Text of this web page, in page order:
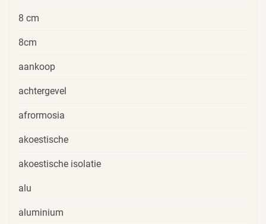
8 cm
8cm
aankoop
achtergevel
afrormosia
akoestische
akoestische isolatie
alu
aluminium